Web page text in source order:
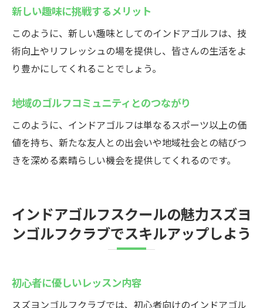
インドアゴルフを楽しもう
家族との楽しい休日プラン
友人と過ごすゴルフデー
リラックスしながら楽しむゴルフ
週末の充実した過ごし方提案
インドアゴルフでリフレッシュ
休日限定の特別プラン紹介
新しい趣味に挑戦するメリット
このように、新しい趣味としてのインドアゴルフは、技
術向上やリフレッシュの場を提供し、皆さんの生活をよ
り豊かにしてくれることでしょう。
地域のゴルフコミュニティとのつながり
このように、インドアゴルフは単なるスポーツ以上の価
値を持ち、新たな友人との出会いや地域社会との結びつ
きを深める素晴らしい機会を提供してくれるのです。
インドアゴルフスクールの魅力スズヨ
ンゴルフクラブでスキルアップしよう
初心者に優しいレッスン内容
スズヨンゴルフクラブでは、初心者向けのインドアゴル